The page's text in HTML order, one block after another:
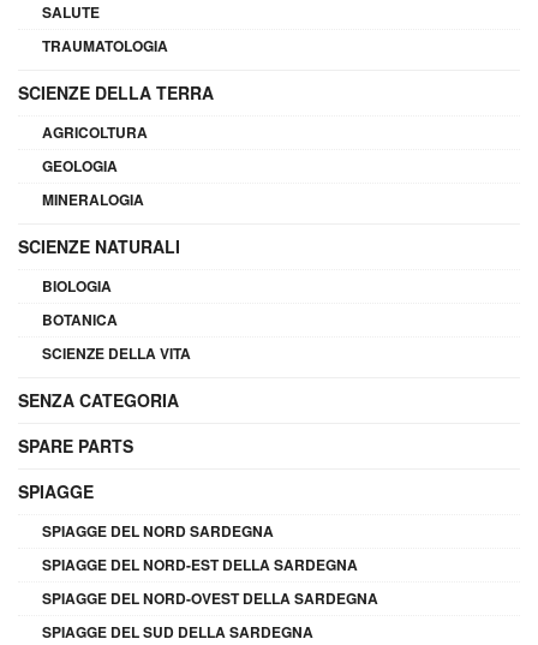
SALUTE
TRAUMATOLOGIA
SCIENZE DELLA TERRA
AGRICOLTURA
GEOLOGIA
MINERALOGIA
SCIENZE NATURALI
BIOLOGIA
BOTANICA
SCIENZE DELLA VITA
SENZA CATEGORIA
SPARE PARTS
SPIAGGE
SPIAGGE DEL NORD SARDEGNA
SPIAGGE DEL NORD-EST DELLA SARDEGNA
SPIAGGE DEL NORD-OVEST DELLA SARDEGNA
SPIAGGE DEL SUD DELLA SARDEGNA